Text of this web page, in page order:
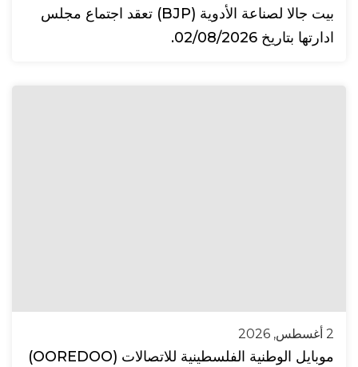
بيت جالا لصناعة الأدوية (BJP) تعقد اجتماع مجلس
ادارتها بتاريخ 02/08/2026.
2 أغسطس, 2026
موبايل الوطنية الفلسطينية للاتصالات (OOREDOO)